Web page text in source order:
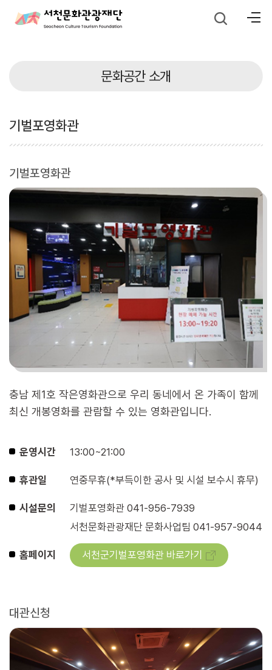
문화공간 소개
기벌포영화관
기벌포영화관
충남 제1호 작은영화관으로 우리 동네에서 온 가족이 함께
최신 개봉영화를 관람할 수 있는 영화관입니다.
운영시간 13:00~21:00
휴관일 연중무휴(*부득이한 공사 및 시설 보수시 휴무)
시설문의
기벌포영화관 041-956-7939
서천문화관광재단 문화사업팀 041-957-9044
홈페이지 서천군기벌포영화관 바로가기
대관신청